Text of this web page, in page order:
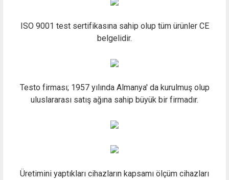
ISO 9001 test sertifikasına sahip olup tüm ürünler CE
belgelidir.
Testo firması; 1957 yılında Almanya' da kurulmuş olup
uluslararası satış ağına sahip büyük bir firmadır.
Üretimini yaptıkları cihazların kapsamı ölçüm cihazları